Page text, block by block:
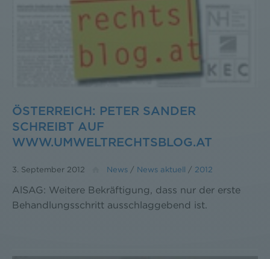
ÖSTERREICH: PETER SANDER
SCHREIBT AUF
WWW.UMWELTRECHTSBLOG.AT
3. September 2012 News / News aktuell / 2012
AlSAG: Weitere Bekräftigung, dass nur der erste
Behandlungsschritt ausschlaggebend ist.